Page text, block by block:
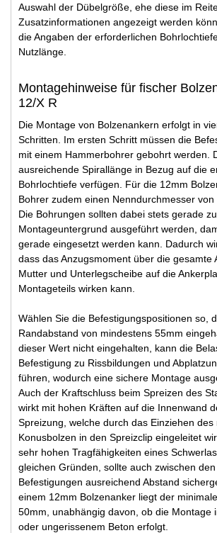
Auswahl der Dübelgröße, ehe diese im
Zusatzinformationen angezeigt werden
die Angaben der erforderlichen
Nutzlänge.
Montagehinweise für fischer
12/X R
Die Montage von Bolzenankern erfolgt in
Schritten. Im ersten Schritt müssen die
mit einem Hammerbohrer gebohrt werden.
ausreichende Spirallänge in Bezug auf die
Bohrlochtiefe verfügen. Für die 12mm
Bohrer zudem einen Nenndurchmesser von
Die Bohrungen sollten dabei stets gerade
Montageuntergrund ausgeführt werden,
gerade eingesetzt werden kann. Dadurch
dass das Anzugsmoment über die gesamte
Mutter und Unterlegscheibe auf die
Montageteils wirken kann.
Wählen Sie die Befestigungspositionen so,
Randabstand von mindestens 55mm
dieser Wert nicht eingehalten, kann die
Befestigung zu Rissbildungen und
führen, wodurch eine sichere Montage
Auch der Kraftschluss beim Spreizen des
wirkt mit hohen Kräften auf die Innenwand
Spreizung, welche durch das Einziehen des
Konusbolzen in den Spreizclip eingeleitet
sehr hohen Tragfähigkeiten eines
gleichen Gründen, sollte auch zwischen
Befestigungen ausreichend Abstand
einem 12mm Bolzenanker liegt der
50mm, unabhängig davon, ob die Montage
oder ungerissenem Beton erfolgt.